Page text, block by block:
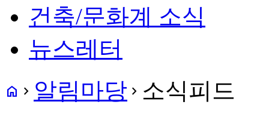
건축/문화계 소식
뉴스레터
home navigate_next 알림마당 navigate_next 소식피드